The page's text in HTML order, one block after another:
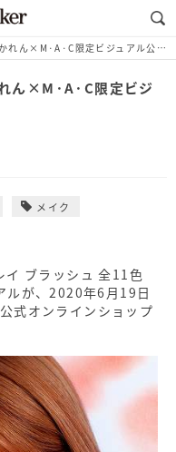
『M 愛すべき人がいて』安斉かれん×M·A·C限定ビジュアル公開
ん×M·A·C限定ビジ
メイク
イ ブラッシュ 全11色
ルが、2020年6月19日
式オンラインショップ